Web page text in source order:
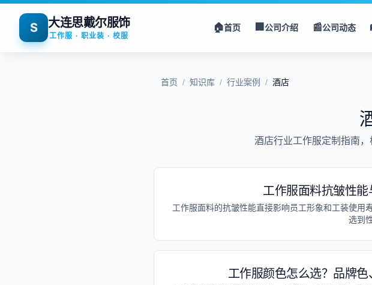
S 大连思戴尔服饰
工作服 · 职业装 · 校服
🏠首页 🏢公司介绍 📰公司动态
首页 / 知识库 / 行业案例 / 酒店
酒店行业工作服定制指南，
工作服面料抗皱性
工作服面料的抗皱性能直接影响员工形象和工装使用
选到
工作服颜色怎么选？品牌